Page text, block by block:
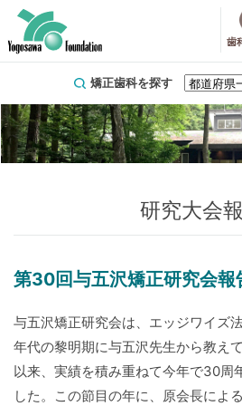
歯
矯正歯科を探す
研究大会
第30回与五沢矯正研究会報
与五沢矯正研究会は、エッジワイズ
年代の黎明期に与五沢先生から教え
以来、実績を積み重ねて今年で30周
した。この節目の年に、原会長によ